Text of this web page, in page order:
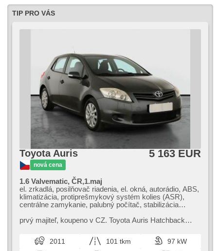
TIP PRO VÁS
Toyota Auris
nová cena
5 163 EUR
1.6 Valvematic, ČR,1.maj
el. zrkadlá, posilňovač riadenia, el. okná, autorádio, ABS,
klimatizácia, protiprešmykový systém kolies (ASR),
centrálne zamykanie, palubný počítač, stabilizácia
manuálna prevodovka
prvý majiteľ,​ koupeno v CZ. Toyota Auris Hatchback
jízdu. Díky bohaté výb...
2011 101 tkm
97 kW